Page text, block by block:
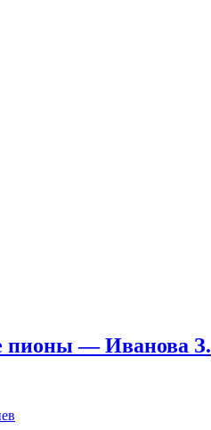
пионы — Иванова З.